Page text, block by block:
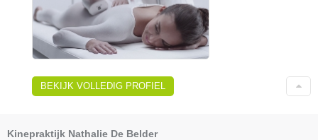
BEKIJK VOLLEDIG PROFIEL
Kinepraktijk Nathalie De Belder